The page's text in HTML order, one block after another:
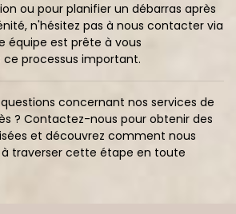
ou pour planifier un débarras après
n'hésitez pas à nous contacter via
équipe est prête à vous
processus important.
concernant nos services de
? Contactez-nous pour obtenir des
et découvrez comment nous
traverser cette étape en toute